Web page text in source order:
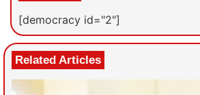
[democracy id="2"]
Related Articles